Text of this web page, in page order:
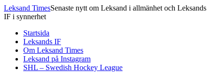
Leksand TimesSenaste nytt om Leksand i allmänhet och Leksands
IF i synnerhet
Startsida
Leksands IF
Om Leksand Times
Leksand på Instagram
SHL – Swedish Hockey League